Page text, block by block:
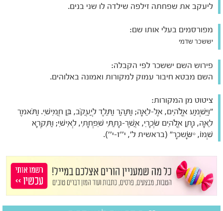
ליעקב את שפחתה זילפה שילדה לו שני בנים.
מפורסמים בעלי אותו שם:
יששכר שדמי
פירוש השם יששכר לפי הקבלה:
השם מבטא חיבור עמוק למקורות ואמונה באלוהים.
ציטוט מן המקורות:
"וַיִּשְׁמַע אֱלֹהִים, אֶל-לֵאָה; וַתַּהַר וַתֵּלֶד לְיַעֲקֹב, בֵּן חֲמִישִׁי. וַתֹּאמֶר
לֵאָה, נָתַן אֱלֹהִים שְׂכָרִי, אֲשֶׁר-נָתַתִּי שִׁפְחָתִי, לְאִישִׁי; וַתִּקְרָא
שְׁמוֹ, יִשָּׂשכָר" (בראשית ל', י''ז-י'').